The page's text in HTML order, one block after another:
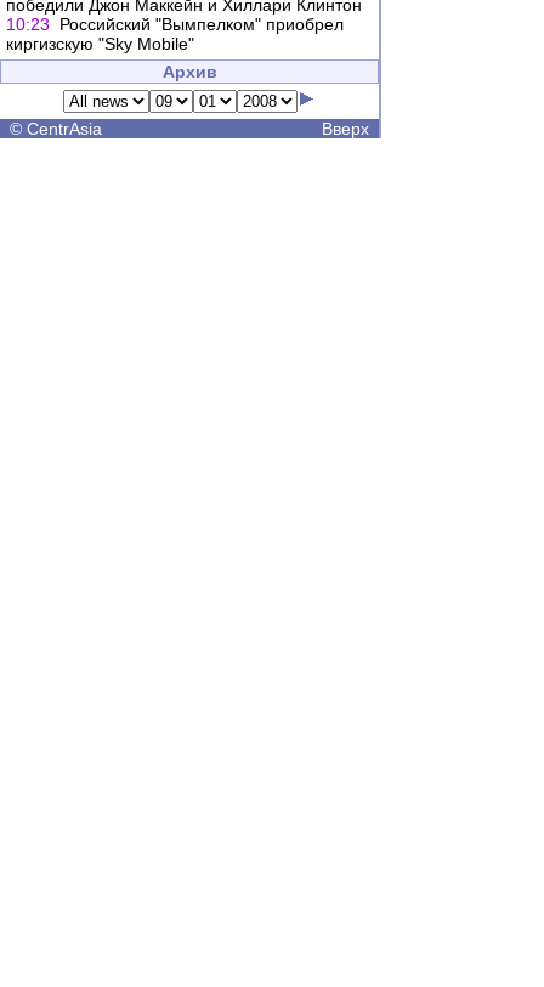
победили Джон Маккейн и Хиллари Клинтон
10:23
Российский "Вымпелком" приобрел
киргизскую "Sky Mobile"
Архив
© CentrAsia Вверх